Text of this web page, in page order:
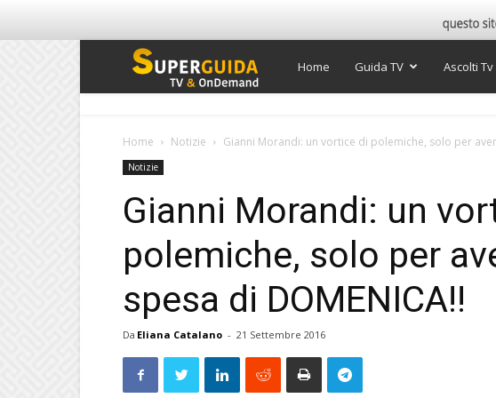
Super
Home Guida TV Ascolti Tv
Home Notizie Gianni Morandi: un vortice di polemiche, solo per
Notizie
Gianni Morandi: un
polemiche, solo per
spesa di DOMENICA!!
Da Eliana Catalano - 21 Settembre 2016